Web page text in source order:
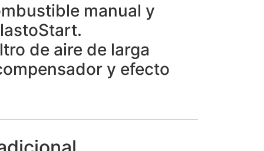
manual y
de aire de larga
y efecto